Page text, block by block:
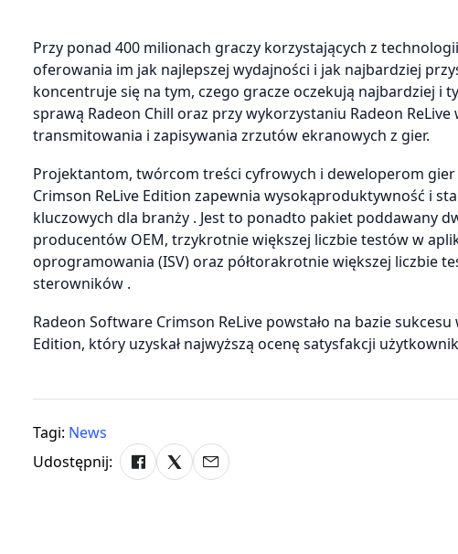
Przy ponad 400 milionach graczy korzystających z
oferowania im jak najlepszej wydajności i jak najbardziej
koncentruje się na tym, czego gracze oczekują najbardziej
sprawą Radeon Chill oraz przy wykorzystaniu Radeon
transmitowania i zapisywania zrzutów ekranowych z gier.
Projektantom, twórcom treści cyfrowych i deweloperom
Crimson ReLive Edition zapewnia wysokąproduktywność i
kluczowych dla branży . Jest to ponadto pakiet poddawany
producentów OEM, trzykrotnie większej liczbie testów w
oprogramowania (ISV) oraz półtorakrotnie większej liczbie
sterowników .
Radeon Software Crimson ReLive powstało na bazie
Edition, który uzyskał najwyższą ocenę satysfakcji
Tagi: News
Udostępnij: